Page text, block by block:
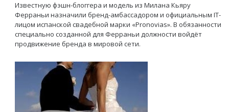
Известную фэшн-блоггера и модель из Милана Кьяру
Ферраньи назначили бренд-амбассадором и официальным IT-
лицом испанской свадебной марки «Pronovias». В обязанности
специально созданной для Ферраньи должности войдёт
продвижение бренда в мировой сети.